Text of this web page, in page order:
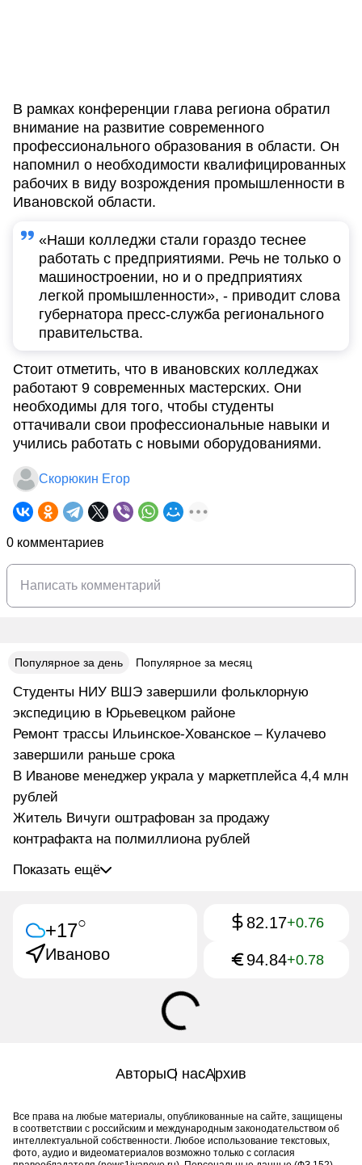
В рамках конференции глава региона обратил
внимание на развитие современного
профессионального образования в области. Он
напомнил о необходимости квалифицированных
рабочих в виду возрождения промышленности в
Ивановской области.
«Наши колледжи стали гораздо теснее
работать с предприятиями. Речь не только о
машиностроении, но и о предприятиях
легкой промышленности», - приводит слова
губернатора пресс-служба регионального
правительства.
Стоит отметить, что в ивановских колледжах
работают 9 современных мастерских. Они
необходимы для того, чтобы студенты
оттачивали свои профессиональные навыки и
учились работать с новыми оборудованиями.
Скорюкин Егор
0 комментариев
Популярное за день Популярное за месяц
Студенты НИУ ВШЭ завершили фольклорную
экспедицию в Юрьевецком районе
Ремонт трассы Ильинское-Хованское – Кулачево
завершили раньше срока
В Иванове менеджер украла у маркетплейса 4,4 млн
рублей
Житель Вичуги оштрафован за продажу
контрафакта на полмиллиона рублей
Показать ещё
+17○
Иваново
82.17+0.76
94.84+0.78
АвторыО насАрхив
Все права на любые материалы, опубликованные на сайте, защищены
в соответствии с российским и международным законодательством об
интеллектуальной собственности. Любое использование текстовых,
фото, аудио и видеоматериалов возможно только с согласия